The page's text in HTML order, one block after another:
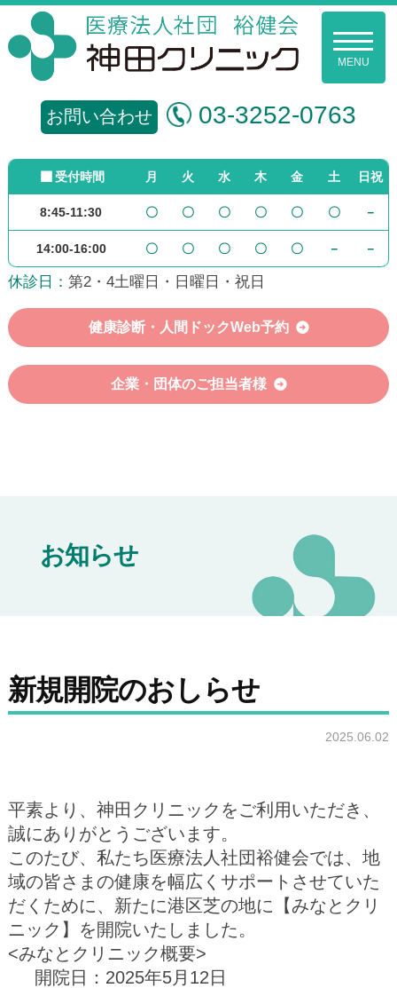
ン
ス
プ
会
神
田
ク
リ
ッ
お問い合わせ 03-3252-0763
休診日： 第2・4土曜日・日曜日・祝日
受付時間 月 火 水 木 金 土 日祝
8:45-11:30 〇 〇 〇 〇 〇 〇 －
14:00-16:00 〇 〇 〇 〇 〇 － －
健康診断・人間ドックWeb予約
企業・団体のご担当者様
メ
ニ
ュ
お知らせ
新規開院のおしらせ
2025.06.02
平素より、神田クリニックをご利用いただき、
誠にありがとうございます。
このたび、私たち医療法人社団裕健会では、地
域の皆さまの健康を幅広くサポートさせていた
だくために、新たに港区芝の地に【みなとクリ
ニック】を開院いたしました。
<みなとクリニック概要>
開院日： 2025年5月12日